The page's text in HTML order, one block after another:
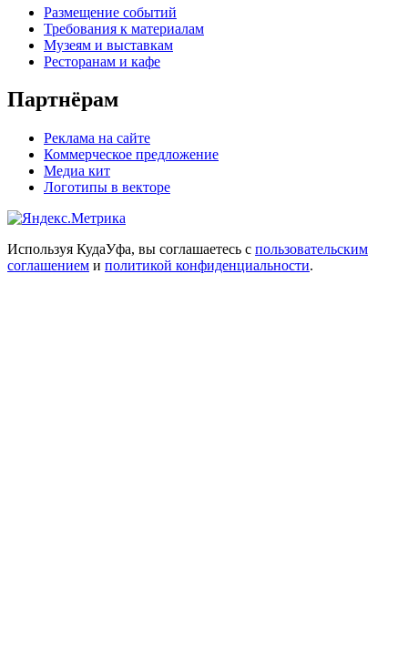
Размещение событий
Требования к материалам
Музеям и выставкам
Ресторанам и кафе
Партнёрам
Реклама на сайте
Коммерческое предложение
Медиа кит
Логотипы в векторе
Используя КудаУфа, вы соглашаетесь с пользовательским
соглашением и политикой конфиденциальности.